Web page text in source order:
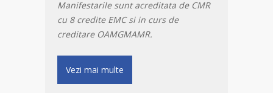
Manifestarile sunt acreditata de CMR
cu 8 credite EMC si in curs de
creditare OAMGMAMR.
Vezi mai multe